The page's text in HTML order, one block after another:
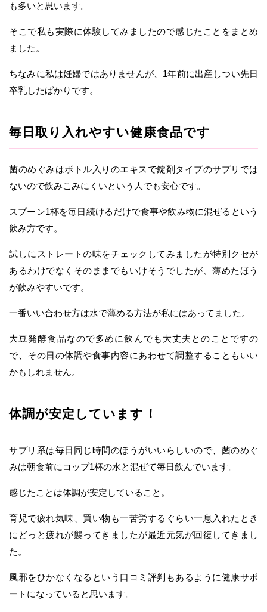
も多いと思います。
そこで私も実際に体験してみましたので感じたことをまとめ
ました。
ちなみに私は妊婦ではありませんが、1年前に出産しつい先日
卒乳したばかりです。
毎日取り入れやすい健康食品です
菌のめぐみはボトル入りのエキスで錠剤タイプのサプリでは
ないので飲みこみにくいという人でも安心です。
スプーン1杯を毎日続けるだけで食事や飲み物に混ぜるという
飲み方です。
試しにストレートの味をチェックしてみましたが特別クセが
あるわけでなくそのままでもいけそうでしたが、薄めたほう
が飲みやすいです。
一番いい合わせ方は水で薄める方法が私にはあってました。
大豆発酵食品なので多めに飲んでも大丈夫とのことですの
で、その日の体調や食事内容にあわせて調整することもいい
かもしれません。
体調が安定しています！
サプリ系は毎日同じ時間のほうがいいらしいので、菌のめぐ
みは朝食前にコップ1杯の水と混ぜて毎日飲んでいます。
感じたことは体調が安定していること。
育児で疲れ気味、買い物も一苦労するぐらい一息入れたとき
にどっと疲れが襲ってきましたが最近元気が回復してきまし
た。
風邪をひかなくなるという口コミ評判もあるように健康サポ
ートになっていると思います。